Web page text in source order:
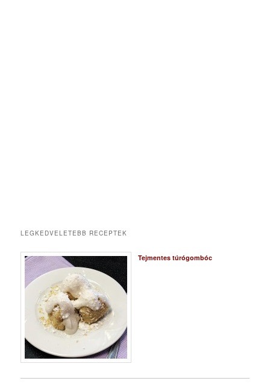
LEGKEDVELETEBB RECEPTEK
Tejmentes túrógombóc